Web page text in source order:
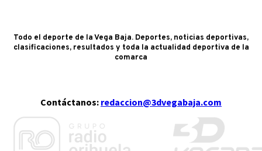
Todo el deporte de la Vega Baja. Deportes, noticias deportivas,
clasificaciones, resultados y toda la actualidad deportiva de la
comarca
Contáctanos: redaccion@3dvegabaja.com